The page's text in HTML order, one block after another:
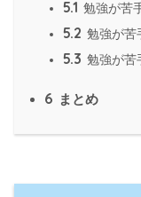
5.1 勉強が苦
5.2 勉強が苦
5.3 勉強が苦
6 まとめ